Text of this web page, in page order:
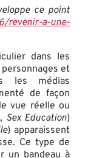
ce point
revenir-a-une-
dans les
et
les médias
de façon
vue réelle ou
, Sex Education)
) apparaissent
Ce type de
un bandeau à